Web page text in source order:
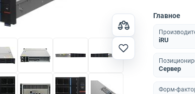
Главное
iRU
Сервер
Форм-